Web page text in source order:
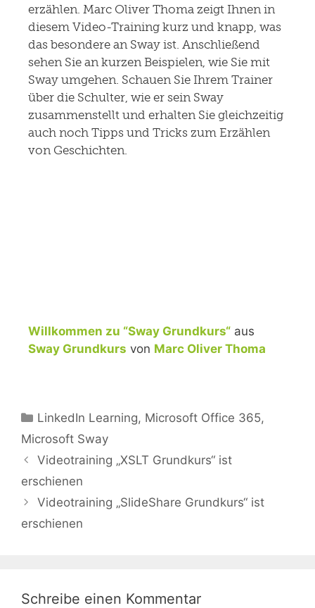
erzählen. Marc Oliver Thoma zeigt Ihnen in
diesem Video-Training kurz und knapp, was
das besondere an Sway ist. Anschließend
sehen Sie an kurzen Beispielen, wie Sie mit
Sway umgehen. Schauen Sie Ihrem Trainer
über die Schulter, wie er sein Sway
zusammenstellt und erhalten Sie gleichzeitig
auch noch Tipps und Tricks zum Erzählen
von Geschichten.
Willkommen zu “Sway Grundkurs“ aus
Sway Grundkurs von Marc Oliver Thoma
LinkedIn Learning, Microsoft Office 365,
Microsoft Sway
Videotraining „XSLT Grundkurs“ ist
erschienen
Videotraining „SlideShare Grundkurs“ ist
erschienen
Schreibe einen Kommentar